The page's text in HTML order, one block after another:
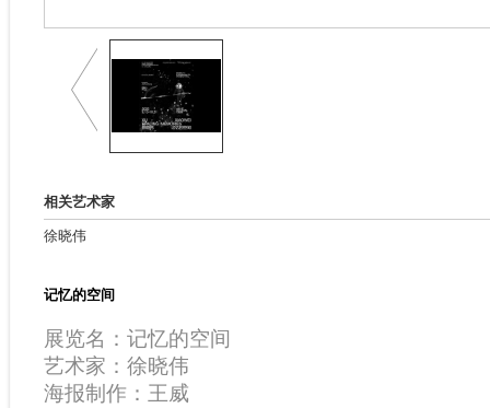
相关艺术家
徐晓伟
记忆的空间
展览名：记忆的空间
艺术家：徐晓伟
海报制作：王威